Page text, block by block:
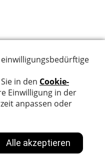
Datenschutz
Impressum
GALERIE